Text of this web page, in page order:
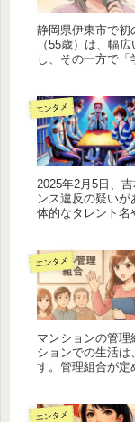
静岡県伊東市で初
（55歳）は、幅
し、その一方で
エンタメ
2025年2月5日、
ンス違反の疑いが
体的なタレント名
エンタメ
マンションの管理
ションでの生活は
す。管理組合が定
エンタメ